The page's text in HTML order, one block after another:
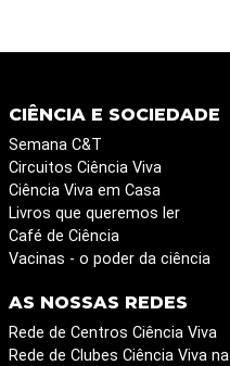
CIÊNCIA E SOCIEDADE
Semana C&T
Circuitos Ciência Viva
Ciência Viva em Casa
Livros que queremos ler
Café de Ciência
Vacinas - o poder da ciência
AS NOSSAS REDES
Rede de Centros Ciência Viva
Rede de Clubes Ciência Viva na